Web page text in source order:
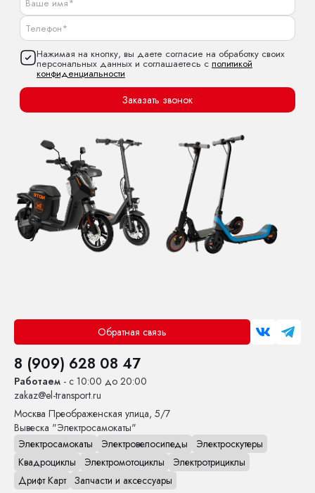
Нажимая на кнопку, вы даете согласие на обработку своих
персональных данных и соглашаетесь с политикой
конфиденциальности
Заказать звонок
Обратная связь
8 (909) 628 08 47
Работаем - с 10:00 до 20:00
zakaz@el-transport.ru
Москва Преображенская улица, 5/7
Вывеска "Электросамокаты"
Электросамокаты
Электровелосипеды
Электроскутеры
Квадроциклы
Электромотоциклы
Электротрициклы
Дрифт Карт Запчасти и аксессуары